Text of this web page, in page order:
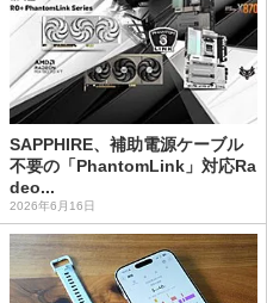
SAPPHIRE、補助電源ケーブル
不要の「PhantomLink」対応Ra
deo...
2026年6月16日